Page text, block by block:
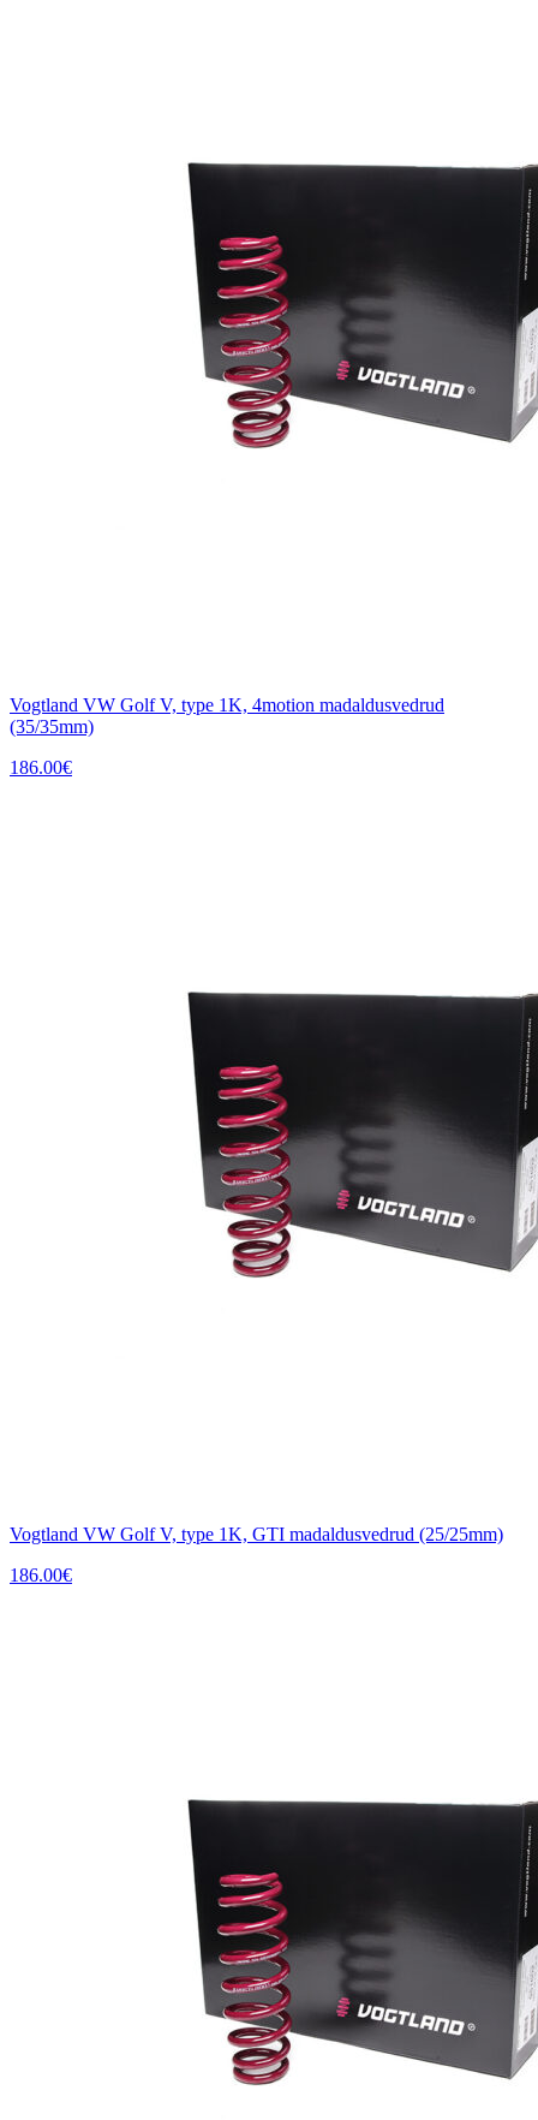
Vogtland VW Golf V, type 1K, 4motion madaldusvedrud
(35/35mm)
186.00€
Vogtland VW Golf V, type 1K, GTI madaldusvedrud (25/25mm)
186.00€